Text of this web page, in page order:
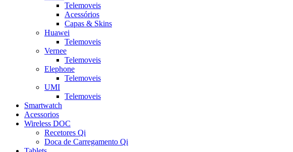
Telemoveis
Acessórios
Capas & Skins
Huawei
Telemoveis
Vernee
Telemoveis
Elephone
Telemoveis
UMI
Telemoveis
Smartwatch
Acessorios
Wireless DOC
Recetores Qi
Doca de Carregamento Qi